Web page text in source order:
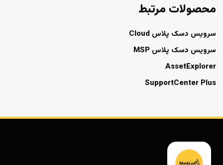
محصولات مرتبط
سرویس دسک پلاس Cloud
سرویس دسک پلاس MSP
AssetExplorer
SupportCenter Plus